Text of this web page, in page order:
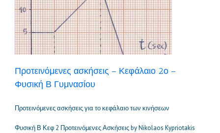
Προτεινόμενες ασκήσεις – Κεφάλαιο 2ο –
Φυσική Β Γυμνασίου
Προτεινόμενες ασκήσεις για το κεφάλαιο των κινήσεων
Φυσική Β Κεφ 2 Προτεινόμενες Ασκήσεις by Nikolaos Kypriotakis